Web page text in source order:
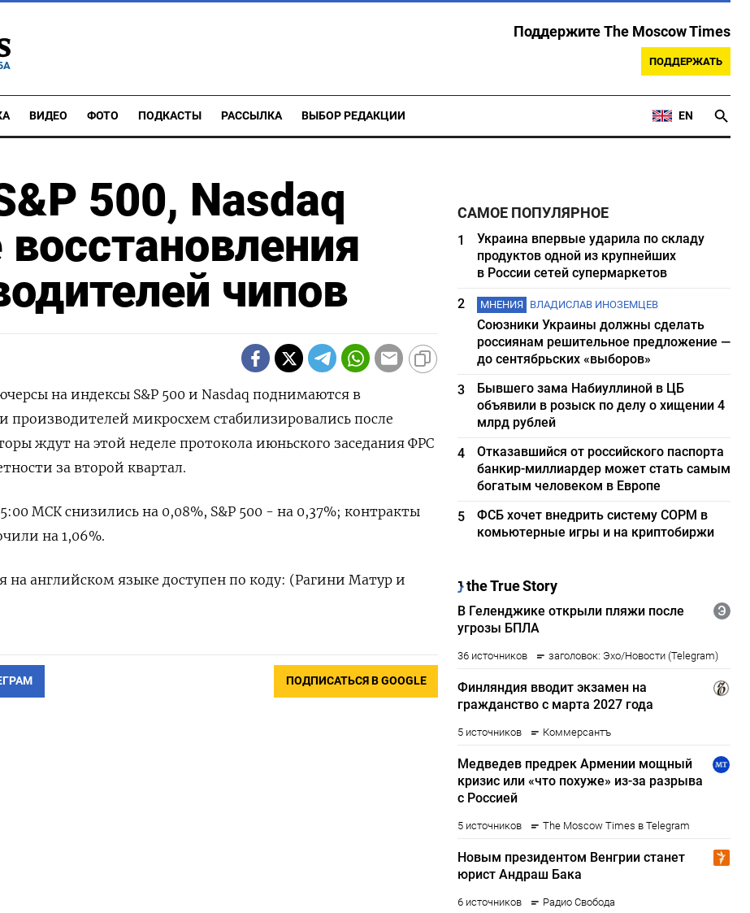
Поддержите The Moscow Times
ПОДДЕРЖАТЬ
ВИДЕО ФОТО ПОДКАСТЫ РАССЫЛКА ВЫБОР РЕДАКЦИИ EN
500, Nasdaq
чипов
на индексы S&P ‌500 и Nasdaq поднимаются в
​производителей ​микросхем стабилизировались ⁠после
ждут на этой неделе ​протокола ‌июньского заседания ФРС
за второй квартал.
МСК ​снизились на 0,08%, S&P 500 - на 0,37%; контракты
​на ⁠1,06%.
на английском ‌языке ‌доступен по коду: (Рагини ​Матур и
ПОДПИСАТЬСЯ В GOOGLE
САМОЕ ПОПУЛЯРНОЕ
1
Украина впервые ударила по складу
продуктов одной из крупнейших
в России сетей супермаркетов
2
МНЕНИЯ ВЛАДИСЛАВ ИНОЗЕМЦЕВ
Союзники Украины должны сделать
россиянам решительное предложение —
до сентябрьских «выборов»
3
Бывшего зама Набиуллиной в ЦБ
объявили в розыск по делу о хищении 4
млрд рублей
4
Отказавшийся от российского паспорта
банкир-миллиардер может стать самым
богатым человеком в Европе
5
ФСБ хочет внедрить систему СОРМ в
комьютерные игры и на криптобиржи